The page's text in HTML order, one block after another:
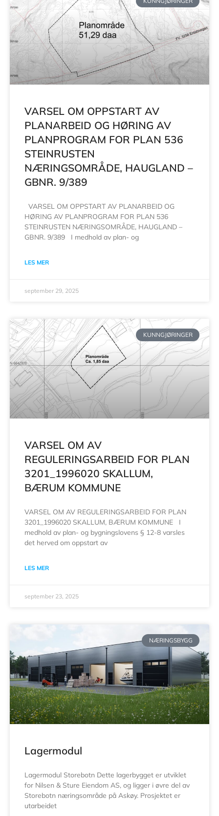
VARSEL OM OPPSTART AV
PLANARBEID OG HØRING AV
PLANPROGRAM FOR PLAN 536
STEINRUSTEN
NÆRINGSOMRÅDE, HAUGLAND –
GBNR. 9/389
VARSEL OM OPPSTART AV PLANARBEID OG
HØRING AV PLANPROGRAM FOR PLAN 536
STEINRUSTEN NÆRINGSOMRÅDE, HAUGLAND –
GBNR. 9/389 I medhold av plan- og
LES MER
september 29, 2025
KUNNGJØRINGER
VARSEL OM AV
REGULERINGSARBEID FOR PLAN
3201_1996020 SKALLUM,
BÆRUM KOMMUNE
VARSEL OM AV REGULERINGSARBEID FOR PLAN
3201_1996020 SKALLUM, BÆRUM KOMMUNE I
medhold av plan- og bygningslovens § 12-8 varsles
det herved om oppstart av
LES MER
september 23, 2025
NÆRINGSBYGG
Lagermodul
Lagermodul Storebotn Dette lagerbygget er utviklet
for Nilsen & Sture Eiendom AS, og ligger i øvre del av
Storebotn næringsområde på Askøy. Prosjektet er
utarbeidet